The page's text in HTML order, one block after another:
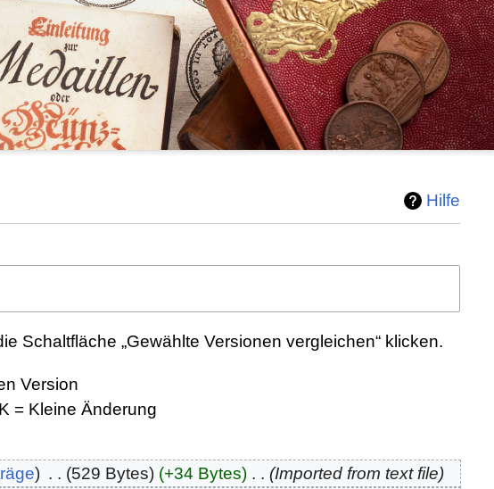
Hilfe
Schaltfläche „Gewählte Versionen vergleichen“ klicken.
Version
= Kleine Änderung
529 Bytes +34 Bytes ‎
Imported from text file